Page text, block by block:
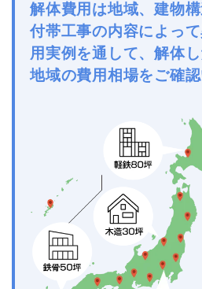
解体費用は地域、建物構
付帯工事の内容によっ
用実例を通して、解体
地域の費用相場をご確認